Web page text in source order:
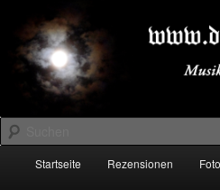
primären
Inhalt
springen
sekundären
Inhalt
springenDARK-
Suchen
Startseite Rezensionen